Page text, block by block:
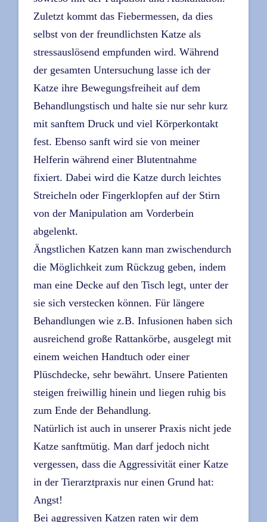
Zuletzt kommt das Fiebermessen, da dies
selbst von der freundlichsten Katze als
stressauslösend empfunden wird. Während
der gesamten Untersuchung lasse ich der
Katze ihre Bewegungsfreiheit auf dem
Behandlungstisch und halte sie nur sehr kurz
mit sanftem Druck und viel Körperkontakt
fest. Ebenso sanft wird sie von meiner
Helferin während einer Blutentnahme
fixiert. Dabei wird die Katze durch leichtes
Streicheln oder Fingerklopfen auf der Stirn
von der Manipulation am Vorderbein
abgelenkt.
Ängstlichen Katzen kann man zwischendurch
die Möglichkeit zum Rückzug geben, indem
man eine Decke auf den Tisch legt, unter der
sie sich verstecken können. Für längere
Behandlungen wie z.B. Infusionen haben sich
ausreichend große Rattankörbe, ausgelegt mit
einem weichen Handtuch oder einer
Plüschdecke, sehr bewährt. Unsere Patienten
steigen freiwillig hinein und liegen ruhig bis
zum Ende der Behandlung.
Natürlich ist auch in unserer Praxis nicht jede
Katze sanftmütig. Man darf jedoch nicht
vergessen, dass die Aggressivität einer Katze
in der Tierarztpraxis nur einen Grund hat:
Angst!
Bei aggressiven Katzen raten wir dem